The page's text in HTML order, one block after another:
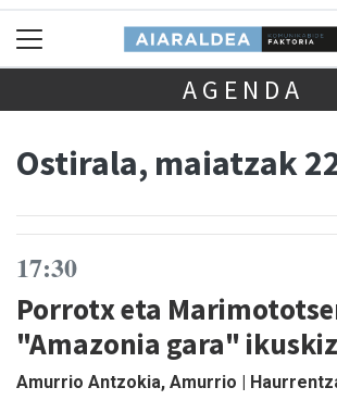
AGENDA
Ostirala, maiatzak
17:30
Porrotx eta
"Amazonia gara"
Amurrio Antzokia, Amurrio |